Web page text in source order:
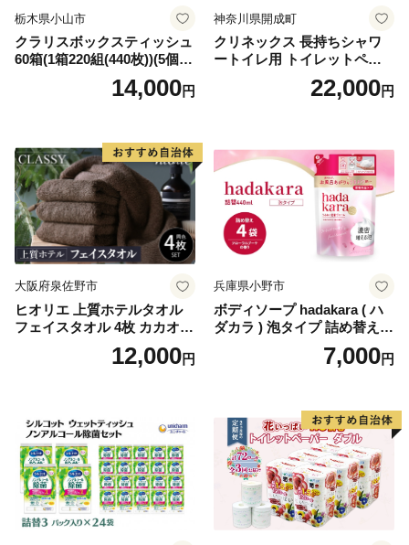
栃木県小山市
クラリスボックスティッシュ
60箱(1箱220組(440枚))(5個入
り×12セット)【1256759】
14,000円
神奈川県開成町
クリネックス 長持ちシャワ
ートイレ用 トイレットペー
パー（ダブル）64ロール(8ロ
ール×8パック) 開成町 トイレ
蓄 防災 エコ 消耗品 生活雑貨
生活用品 無香料 トイレット
ペーパー ダブル といれっと
ぺーぱー トイレ クレシア ト
イレットペーパー [BDBH002
-1]
22,000円
大阪府泉佐野市
ヒオリエ 上質ホテルタオル
フェイスタオル 4枚 カカオ
【タオル 泉州タオル 吸水 普
段使い 無地 シンプル 日用品
12,000円
兵庫県小野市
ボディソープ hadakara ( ハ
ダカラ ) 泡タイプ 詰め替え 4
40ml×4袋 ボディーソープ 泡
ボディソープ 泡 日用品 消耗
泡石鹸 石鹸 兵庫 兵庫県 小野
7,000円